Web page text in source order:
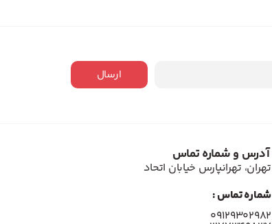
ارسال
آدرس و شماره تماس
تهران، تهرانپارس خیابان اتحاد
شماره تماس :
۰۹۱۲۹۳۰۲۹۸۲